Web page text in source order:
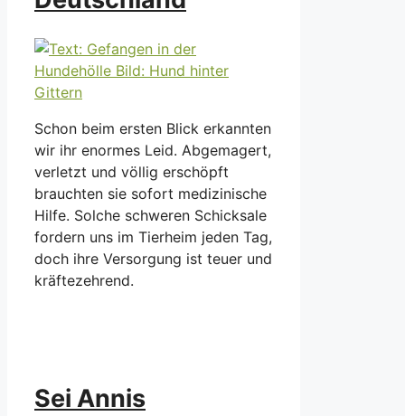
Schon beim ersten Blick erkannten
wir ihr enormes Leid. Abgemagert,
verletzt und völlig erschöpft
brauchten sie sofort medizinische
Hilfe. Solche schweren Schicksale
fordern uns im Tierheim jeden Tag,
doch ihre Versorgung ist teuer und
kräftezehrend.
Sei Annis